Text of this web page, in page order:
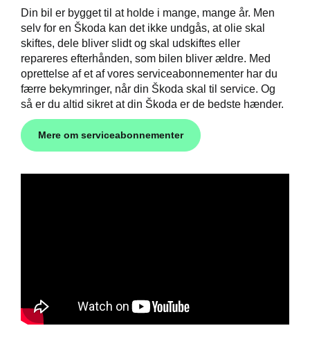
Din bil er bygget til at holde i mange, mange år. Men
selv for en Škoda kan det ikke undgås, at olie skal
skiftes, dele bliver slidt og skal udskiftes eller
repareres efterhånden, som bilen bliver ældre. Med
oprettelse af et af vores serviceabonnementer har du
færre bekymringer, når din Škoda skal til service. Og
så er du altid sikret at din Škoda er de bedste hænder.
Mere om serviceabonnementer